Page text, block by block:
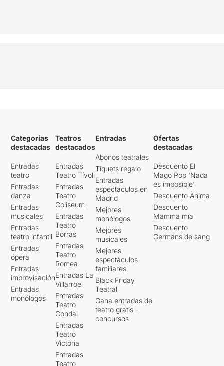
Categorías
destacadas
Entradas
teatro
Entradas
danza
Entradas
musicales
Entradas
teatro infantil
Entradas
ópera
Entradas
improvisación
Entradas
monólogos
Teatros
destacados
Entradas
Teatro Tívoli
Entradas
Teatro
Coliseum
Entradas
Teatro
Borrás
Entradas
Teatro
Romea
Entradas La
Villarroel
Entradas
Teatro
Condal
Entradas
Teatro
Victòria
Entradas
Teatro
Entradas
Abonos teatrales
Tiquets regalo
Entradas
espectáculos en
Madrid
Mejores
monólogos
Mejores
musicales
Mejores
espectáculos
familiares
Black Friday
Teatral
Gana entradas de
teatro gratis -
concursos
Ofertas
destacadas
Descuento El
Mago Pop 'Nada
es imposible'
Descuento Ànima
Descuento
Mamma mia
Descuento
Germans de sang